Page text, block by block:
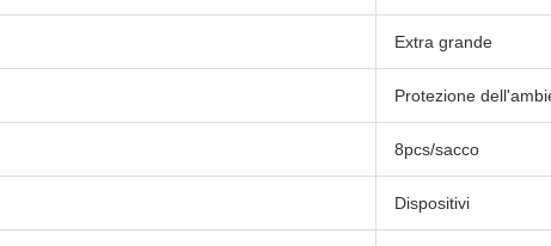
Extra grande
Protezione
8pcs/sacco
Dispositivi